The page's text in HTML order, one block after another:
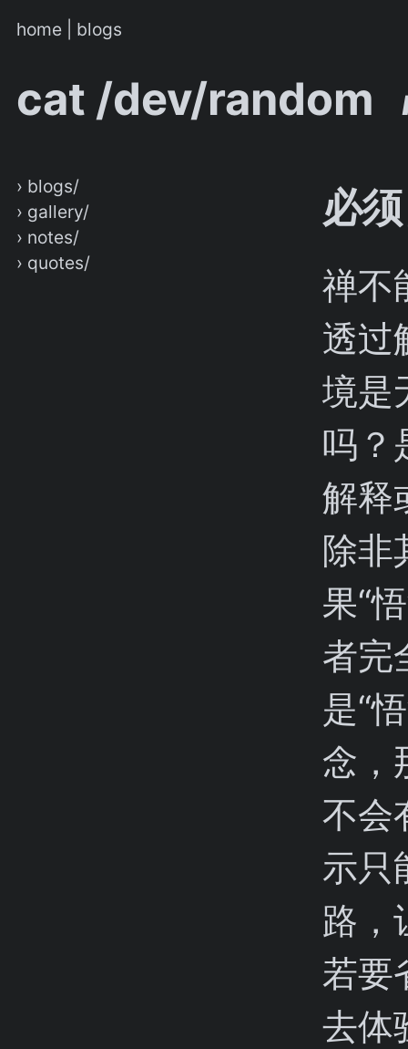
home blogs
cat /dev/random
› blogs/
› gallery/
› notes/
› quotes/
必
禅不
透过
境是
吗？
解释
除非
果“
者完
是“
念，
不会
示只
路，
若要
去体